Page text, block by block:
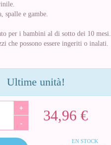
spalle e gambe.
per i bambini al di sotto dei 10 mesi.
che possono essere ingeriti o inalati.
Ultime unità!
34,96 €
+
-
EN STOCK